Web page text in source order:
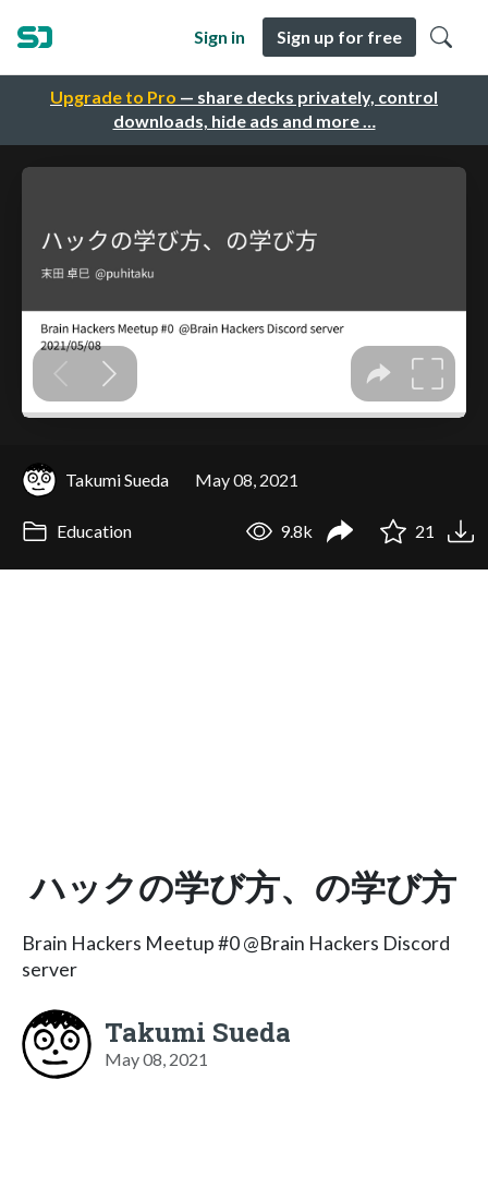
Upgrade to Pro — share decks privately, control
downloads, hide ads and more …
Sign in Sign up for free
Takumi Sueda May 08, 2021
Education 9.8k 21
ハックの学び方、の学び方
Brain Hackers Meetup #0 @Brain Hackers Discord
server
Takumi Sueda
May 08, 2021